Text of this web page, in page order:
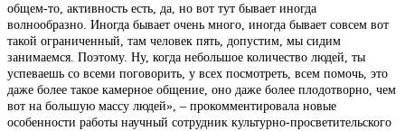
общем-то, активность есть, да, но вот тут бывает иногда
волнообразно. Иногда бывает очень много, иногда бывает совсем вот
такой ограниченный, там человек пять, допустим, мы сидим
занимаемся. Поэтому. Ну, когда небольшое количество людей, ты
успеваешь со всеми поговорить, у всех посмотреть, всем помочь, это
даже более такое камерное общение, оно даже более плодотворно, чем
вот на большую массу людей», – прокомментировала новые
особенности работы научный сотрудник культурно-просветительского